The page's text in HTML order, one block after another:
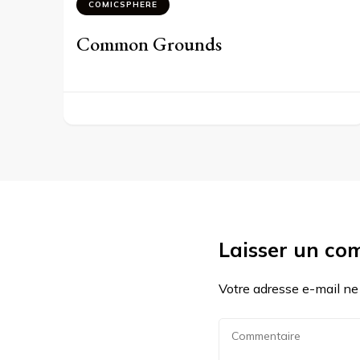
COMICSPHERE
Common Grounds
Laisser un
Votre adresse e-mail